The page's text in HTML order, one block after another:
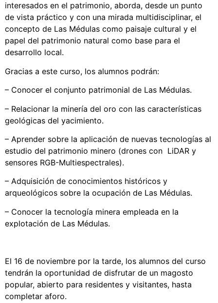
interesados en el patrimonio, aborda, desde un punto
de vista práctico y con una mirada multidisciplinar, el
concepto de Las Médulas como paisaje cultural y el
papel del patrimonio natural como base para el
desarrollo local.
Gracias a este curso, los alumnos podrán:
– Conocer el conjunto patrimonial de Las Médulas.
– Relacionar la minería del oro con las características
geológicas del yacimiento.
– Aprender sobre la aplicación de nuevas tecnologías al
estudio del patrimonio minero (drones con LiDAR y
sensores RGB-Multiespectrales).
– Adquisición de conocimientos históricos y
arqueológicos sobre la ocupación de Las Médulas.
– Conocer la tecnología minera empleada en la
explotación de Las Médulas.
El 16 de noviembre por la tarde, los alumnos del curso
tendrán la oportunidad de disfrutar de un magosto
popular, abierto para residentes y visitantes, hasta
completar aforo.